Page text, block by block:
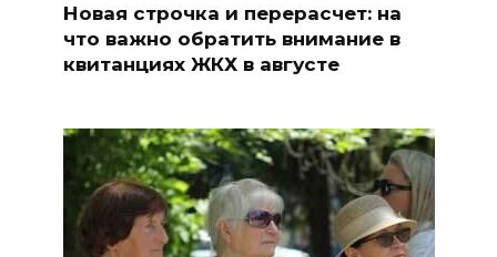
Новая строчка и перерасчет: на
что важно обратить внимание в
квитанциях ЖКХ в августе